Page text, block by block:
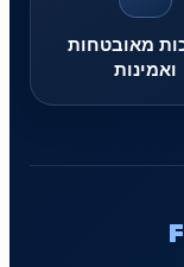
מאובטחות
ואמינות